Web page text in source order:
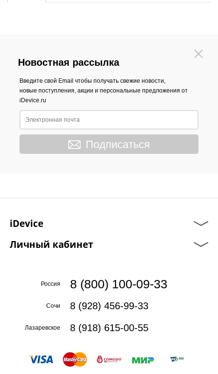
Новостная рассылка
Введите свой Email чтобы получать свежие новости,
новые поступления, акции и персональные предложения от
iDevice.ru
Подписаться
iDevice
Личный кабинет
Россия 8 (800) 100-09-33
Сочи 8 (928) 456-99-33
Лазаревское 8 (918) 615-00-55